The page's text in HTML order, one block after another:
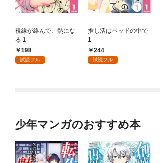
視線が絡んで、熱にな
る 1
198
試読フル
推し活はベッドの中で
1
244
試読フル
少年マンガのおすすめ本